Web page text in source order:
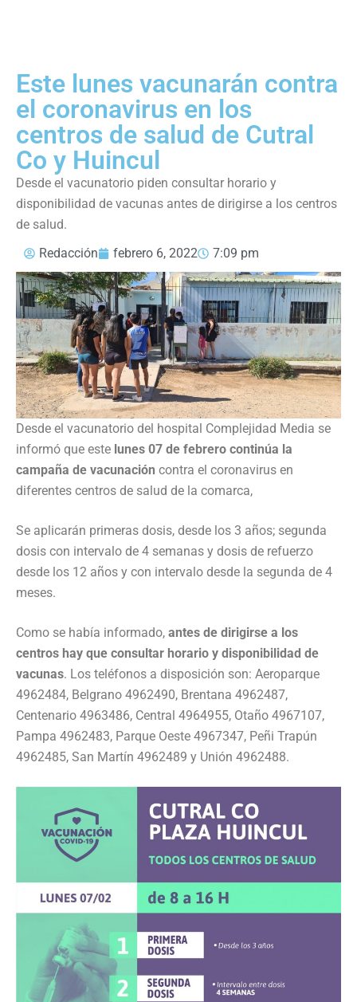
Este lunes vacunarán contra
el coronavirus en los
centros de salud de Cutral
Co y Huincul
Desde el vacunatorio piden consultar horario y
disponibilidad de vacunas antes de dirigirse a los centros
de salud.
Redacción
febrero 6, 2022 7:09 pm
Desde el vacunatorio del hospital Complejidad Media se
informó que este lunes 07 de febrero continúa la
campaña de vacunación contra el coronavirus en
diferentes centros de salud de la comarca,
Se aplicarán primeras dosis, desde los 3 años; segunda
dosis con intervalo de 4 semanas y dosis de refuerzo
desde los 12 años y con intervalo desde la segunda de 4
meses.
Como se había informado, antes de dirigirse a los
centros hay que consultar horario y disponibilidad de
vacunas. Los teléfonos a disposición son: Aeroparque
4962484, Belgrano 4962490, Brentana 4962487,
Centenario 4963486, Central 4964955, Otaño 4967107,
Pampa 4962483, Parque Oeste 4967347, Peñi Trapún
4962485, San Martín 4962489 y Unión 4962488.